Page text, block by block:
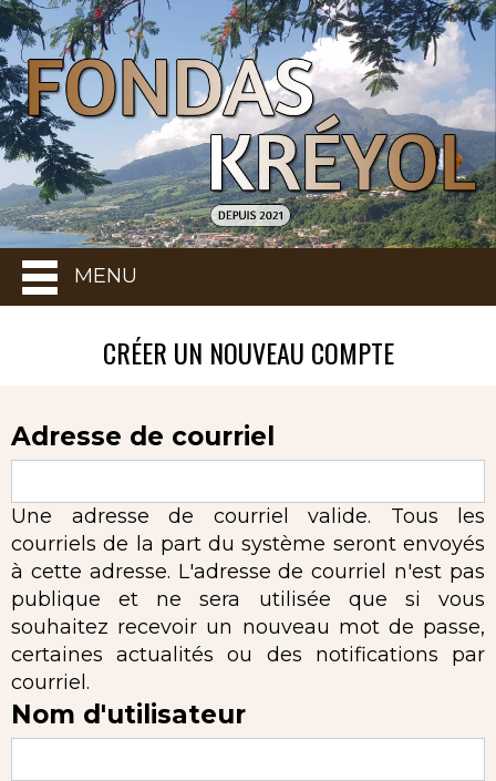
MENU
CRÉER UN NOUVEAU COMPTE
Adresse de courriel
Une adresse de courriel valide. Tous les
courriels de la part du système seront envoyés
à cette adresse. L'adresse de courriel n'est pas
publique et ne sera utilisée que si vous
souhaitez recevoir un nouveau mot de passe,
certaines actualités ou des notifications par
courriel.
Nom d'utilisateur